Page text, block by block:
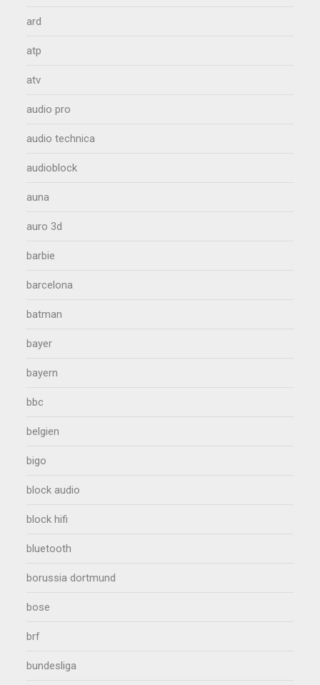
ard
atp
atv
audio pro
audio technica
audioblock
auna
auro 3d
barbie
barcelona
batman
bayer
bayern
bbc
belgien
bigo
block audio
block hifi
bluetooth
borussia dortmund
bose
brf
bundesliga